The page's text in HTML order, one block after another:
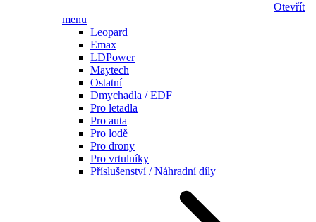
Otevřít
menu
Leopard
Emax
LDPower
Maytech
Ostatní
Dmychadla / EDF
Pro letadla
Pro auta
Pro lodě
Pro drony
Pro vrtulníky
Příslušenství / Náhradní díly